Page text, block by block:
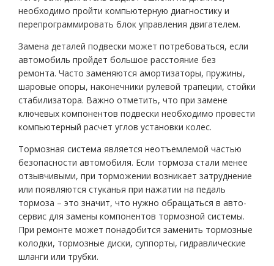
необходимо пройти компьютерную диагностику и
перепрограммировать блок управления двигателем.
Замена деталей подвески может потребоваться, если
автомобиль пройдет большое расстояние без
ремонта. Часто заменяются амортизаторы, пружины,
шаровые опоры, наконечники рулевой трапеции, стойки
стабилизатора. Важно отметить, что при замене
ключевых компонентов подвески необходимо провести
компьютерный расчет углов установки колес.
Тормозная система является неотъемлемой частью
безопасности автомобиля. Если тормоза стали менее
отзывчивыми, при торможении возникает затруднение
или появляются стуканья при нажатии на педаль
тормоза – это значит, что нужно обращаться в авто-
сервис для замены компонентов тормозной системы.
При ремонте может понадобится заменить тормозные
колодки, тормозные диски, суппорты, гидравлические
шланги или трубки.